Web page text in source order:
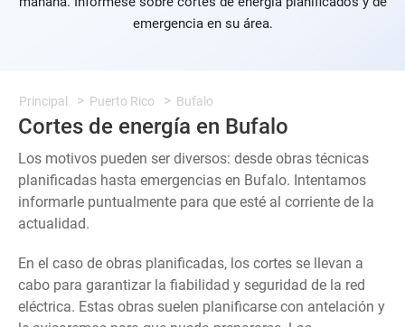
emergencia en su área.
Principal Puerto Rico Bufalo
Cortes de energía en Bufalo
Los motivos pueden ser diversos: desde obras técnicas
planificadas hasta emergencias en Bufalo. Intentamos
informarle puntualmente para que esté al corriente de la
actualidad.
En el caso de obras planificadas, los cortes se llevan a
cabo para garantizar la fiabilidad y seguridad de la red
eléctrica. Estas obras suelen planificarse con antelación y